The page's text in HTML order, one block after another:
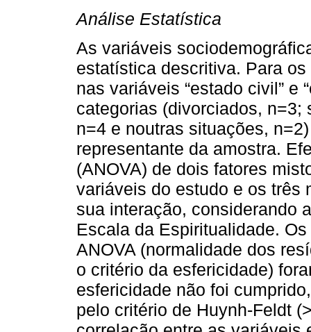
Análise Estatística
As variáveis
estatística descritiva. Para
nas variáveis “estado civil” e
categorias (divorciados,
n=4 e noutras situações,
representante da amostra.
(ANOVA) de dois fatores
variáveis do estudo e os três
sua interação, considerando
Escala da Espiritualidade.
ANOVA (normalidade dos
o critério da esfericidade)
esfericidade não foi
pelo critério de Huynh-Feldt